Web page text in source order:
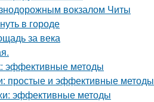
вокзалом Читы
в городе
за века
эффективные методы
простые и эффективные методы
эффективные методы